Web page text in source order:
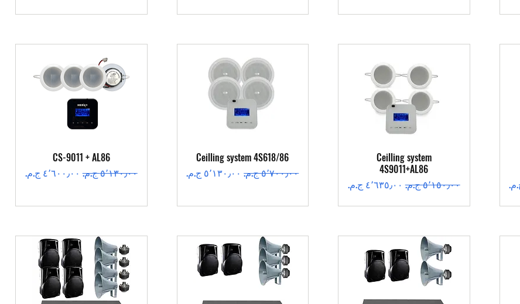
العرض السريع
Ceilling system
4S9011+AL86
سعر عادي‏٥٬١٥٠٫٠٠ ج.م.‏ سعر البيع
العرض السريع
Ceilling system 4S618/86
سعر عادي‏٥٬٧٠٠٫٠٠ ج.م.‏ سعر البيع
العرض السريع
CS-9011 + AL86
سعر عادي‏٥٬١٣٠٫٠٠ ج.م.‏ سعر البيع